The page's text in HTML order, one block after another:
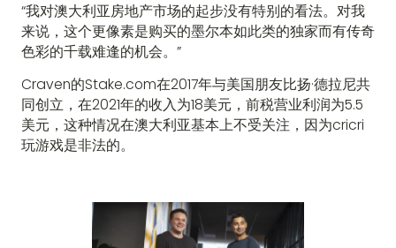
“我对澳大利亚房地产市场的起步没有特别的看法。对我
来说，这个更像素是购买的墨尔本如此类的独家而有传奇
色彩的千载难逢的机会。”
Craven的Stake.com在2017年与美国朋友比扬·德拉尼共
同创立，在2021年的收入为18美元，前税营业利润为5.5
美元，这种情况在澳大利亚基本上不受关注，因为cricri
玩游戏是非法的。